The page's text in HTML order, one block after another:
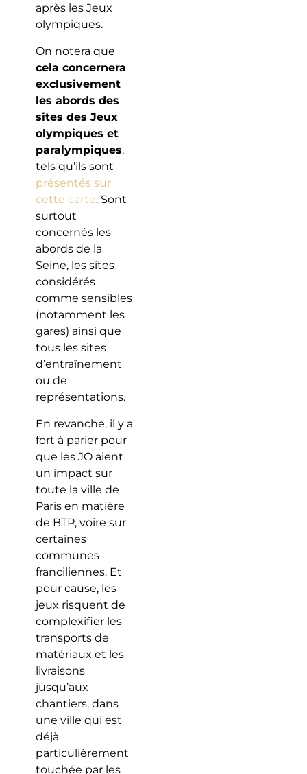
après les Jeux
olympiques.
On notera que
cela concernera
exclusivement
les abords des
sites des Jeux
olympiques et
paralympiques,
tels qu’ils sont
présentés sur
cette carte. Sont
surtout
concernés les
abords de la
Seine, les sites
considérés
comme sensibles
(notamment les
gares) ainsi que
tous les sites
d’entraînement
ou de
représentations.
En revanche, il y a
fort à parier pour
que les JO aient
un impact sur
toute la ville de
Paris en matière
de BTP, voire sur
certaines
communes
franciliennes. Et
pour cause, les
jeux risquent de
complexifier les
transports de
matériaux et les
livraisons
jusqu’aux
chantiers, dans
une ville qui est
déjà
particulièrement
touchée par les